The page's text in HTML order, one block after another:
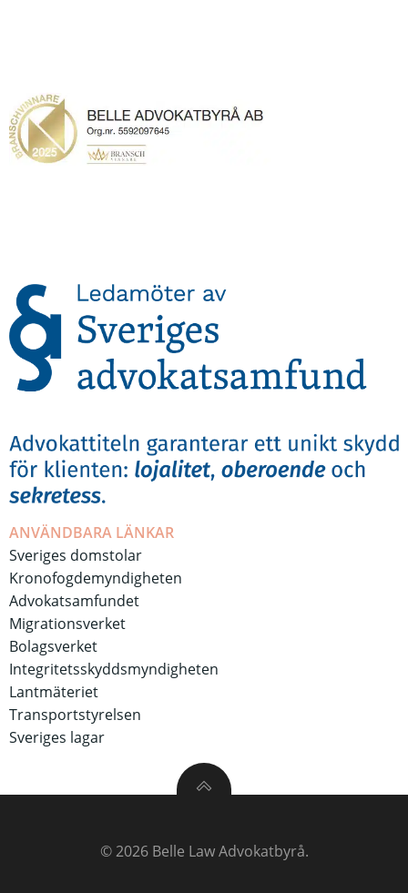
ANVÄNDBARA LÄNKAR
Sveriges domstolar
Kronofogdemyndigheten
Advokatsamfundet
Migrationsverket
Bolagsverket
Integritetsskyddsmyndigheten
Lantmäteriet
Transportstyrelsen
Sveriges lagar
© 2026 Belle Law Advokatbyrå.